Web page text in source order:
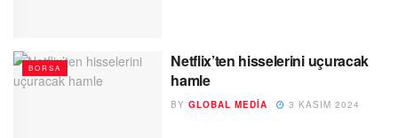
BORSA
Netflix’ten hisselerini uçuracak
hamle
BY GLOBAL MEDIA 3 KASIM 2024